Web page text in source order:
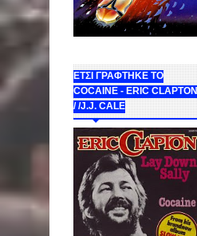
ΕΤΣΙ ΓΡΑΦΤΗΚΕ ΤΟ
COCAINE - ERIC CLAPTON
/ /J.J. CALE